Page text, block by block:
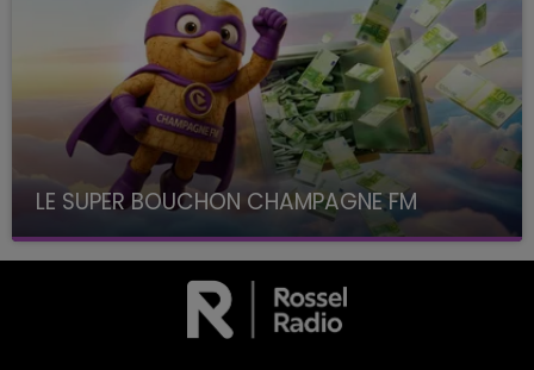
LE SUPER BOUCHON CHAMPAGNE FM
avec La Famille Champagne FM, à 8H10